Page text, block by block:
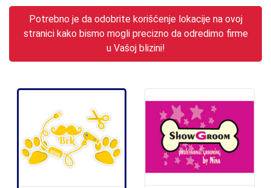
Potrebno je da odobrite korišćenje lokacije na ovoj
stranici kako bismo mogli precizno da odredimo firme
u Vašoj blizini!